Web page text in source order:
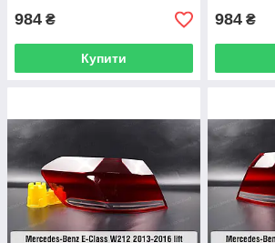
984 ₴
Купити
984 ₴